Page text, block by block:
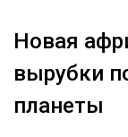
Новая
вырубки
планеты